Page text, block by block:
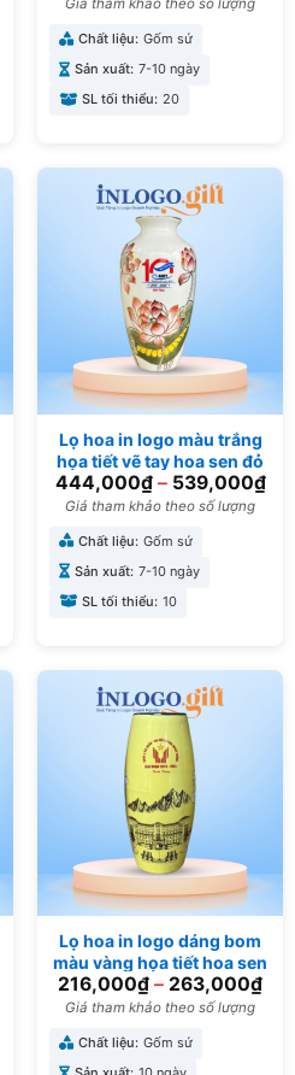
Giá tham khảo theo số lượng
Chất liệu: Gốm sứ
Sản xuất: 7-10 ngày
SL tối thiểu: 20
Lọ hoa in logo màu trắng
họa tiết vẽ tay hoa sen đỏ
29cm LH-03
444,000₫– 539,000₫
Giá tham khảo theo số lượng
Chất liệu: Gốm sứ
Sản xuất: 7-10 ngày
SL tối thiểu: 10
Lọ hoa in logo dáng bom
màu vàng họa tiết hoa sen
31cm LH-10
216,000₫ – 263,000₫
Giá tham khảo theo số lượng
Chất liệu: Gốm sứ